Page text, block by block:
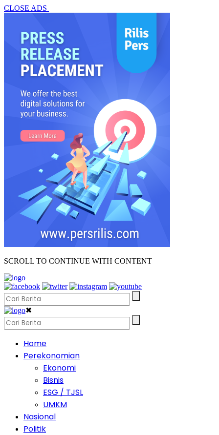
CLOSE ADS
SCROLL TO CONTINUE WITH CONTENT
✖
Home
Perekonomian
Ekonomi
Bisnis
ESG / TJSL
UMKM
Nasional
Politik